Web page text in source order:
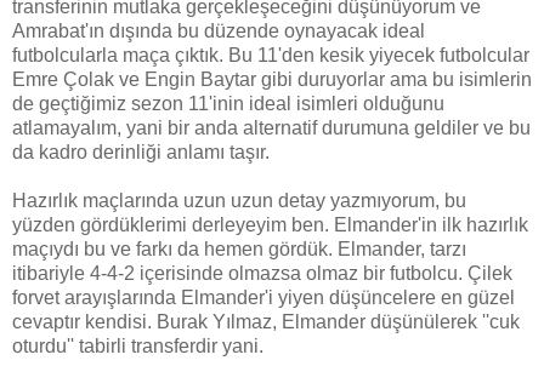
transferinin mutlaka gerçekleşeceğini düşünüyorum ve
Amrabat'ın dışında bu düzende oynayacak ideal
futbolcularla maça çıktık. Bu 11'den kesik yiyecek futbolcular
Emre Çolak ve Engin Baytar gibi duruyorlar ama bu isimlerin
de geçtiğimiz sezon 11'inin ideal isimleri olduğunu
atlamayalım, yani bir anda alternatif durumuna geldiler ve bu
da kadro derinliği anlamı taşır.
Hazırlık maçlarında uzun uzun detay yazmıyorum, bu
yüzden gördüklerimi derleyeyim ben. Elmander'in ilk hazırlık
maçıydı bu ve farkı da hemen gördük. Elmander, tarzı
itibariyle 4-4-2 içerisinde olmazsa olmaz bir futbolcu. Çilek
forvet arayışlarında Elmander'i yiyen düşüncelere en güzel
cevaptır kendisi. Burak Yılmaz, Elmander düşünülerek ''cuk
oturdu'' tabirli transferdir yani.